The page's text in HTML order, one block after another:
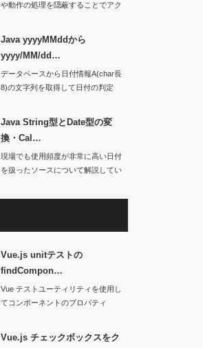
や動作の処理を隠蔽することでアク
Java yyyyMMddから
yyyy/MM/dd…
データベースから日付情報A(char長
8)の文字列を取得して日付の判定
Java String型とDate型の変
換・Cal…
現場でも使用頻度が非常に高い日付
を扱ったソースについて解説してい
Vue.js unitテストの
findCompon…
Vue テストユーティリティを使用し
てコンポーネントのプロパティ
Vue.js チェックボックスをク